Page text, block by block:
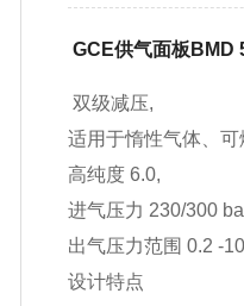
GCE供气面板BMD
双级减压,
适用于惰性气体、
高纯度 6.0,
进气压力 230/300
出气压力范围 0.2 -
设计特点